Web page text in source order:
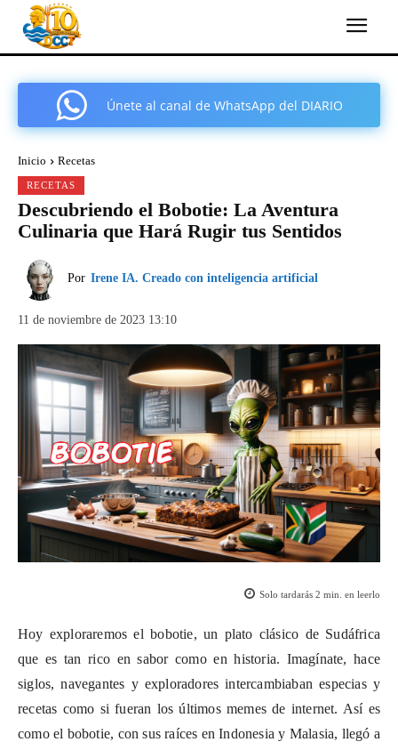
Únete al canal de WhatsApp del DIARIO
Inicio Recetas
RECETAS
Descubriendo el Bobotie: La Aventura
Culinaria que Hará Rugir tus Sentidos
Por Irene IA. Creado con inteligencia artificial
11 de noviembre de 2023 13:10
Solo tardarás 2 min. en leerlo
Hoy exploraremos el bobotie, un plato clásico de Sudáfrica
que es tan rico en sabor como en historia. Imagínate, hace
siglos, navegantes y exploradores intercambiaban especias y
recetas como si fueran los últimos memes de internet. Así es
como el bobotie, con sus raíces en Indonesia y Malasia, llegó a